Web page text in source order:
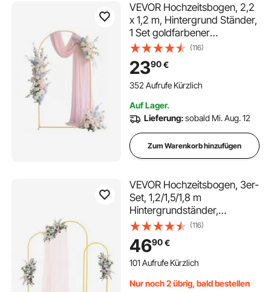
VEVOR Hochzeitsbogen, 2,2
x 1,2 m, Hintergrund Ständer,
1 Set goldfarbener
Metallbogen, Traubogen,
Ballonbogen für Hochzeiten,
Geburtstagsfeiern,
Abschlussfeiern, Feiertage &
(116)
2390€
352 Aufrufe Kürzlich
Auf Lager.
Lieferung:sobald Mi. Aug. 12
Zum Warenkorb hinzufügen
VEVOR Hochzeitsbogen, 3er-
Set, 1,2/1,5/1,8 m
Hintergrundständer,
goldfarbener Metall-
Ballonbogen für Hochzeiten,
Geburtstagsfeiern,
Abschlussfeiern, Feiertage &
(116)
4690€
101 Aufrufe Kürzlich
Nur noch 2 übrig, bald bestellen